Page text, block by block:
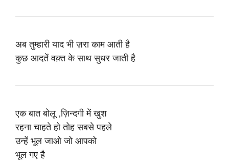
अब तुम्हारी याद भी ज़रा काम आती है
कुछ आदतें वक़्त के साथ सुधर जाती है
एक बात बोलू ,ज़िन्दगी में खुश
रहना चाहते हो तोह सबसे पहले
उन्हें भूल जाओ जो आपको
भूल गए है